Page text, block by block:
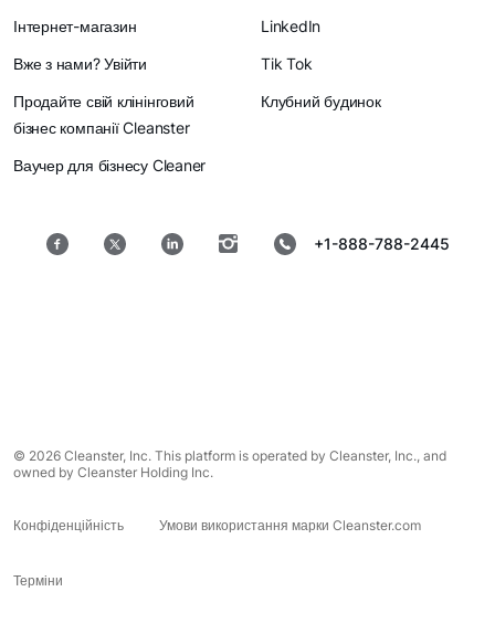
Інтернет-магазин
Вже з нами? Увійти
Продайте свій клінінговий
бізнес компанії Cleanster
Ваучер для бізнесу Cleaner
LinkedIn
Tik Tok
Клубний будинок
+1-888-788-2445
© 2026 Cleanster, Inc. This platform is operated by Cleanster, Inc., and
owned by Cleanster Holding Inc.
Конфіденційність Умови використання марки Cleanster.com
Терміни